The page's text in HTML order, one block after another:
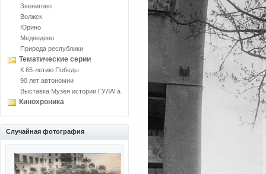
Звенигово
Волжск
Юрино
Медведево
Природа республики
Тематические серии
К 65-летию Победы
90 лет автономии
Выставка Музея истории ГУЛАГа
Кинохроника
Случайная фотография